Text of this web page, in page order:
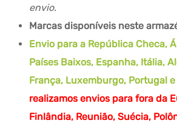
envio.
Marcas disponíveis neste
Envio para a República Checa,
Países Baixos, Espanha, Itália,
França, Luxemburgo, Portugal e
realizamos envios para fora da
Finlândia, Reunião, Suécia,